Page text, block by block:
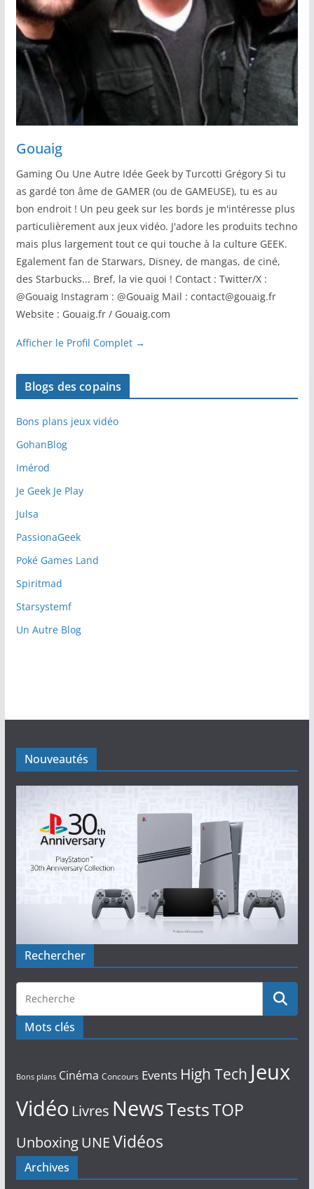
Gouaig
Gaming Ou Une Autre Idée Geek by Turcotti Grégory Si tu
as gardé ton âme de GAMER (ou de GAMEUSE), tu es au
bon endroit ! Un peu geek sur les bords je m'intéresse plus
particulièrement aux jeux vidéo. J'adore les produits techno
mais plus largement tout ce qui touche à la culture GEEK.
Egalement fan de Starwars, Disney, de mangas, de ciné,
des Starbucks... Bref, la vie quoi ! Contact : Twitter/X :
@Gouaig Instagram : @Gouaig Mail : contact@gouaig.fr
Website : Gouaig.fr / Gouaig.com
Afficher le Profil Complet →
Blogs des copains
Bons plans jeux vidéo
GohanBlog
Imérod
Je Geek Je Play
Julsa
PassionaGeek
Poké Games Land
Spiritmad
Starsystemf
Un Autre Blog
Nouveautés
Rechercher
Mots clés
Bons plans Cinéma Concours Events High Tech Jeux
Vidéo Livres NewsTestsTOP
UnboxingUNEVidéos
Archives